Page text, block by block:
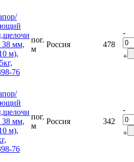
мм,
м),
76
пог.
м
Россия 478
-
+
мм,
м),
76
пог.
м
Россия 342
-
+